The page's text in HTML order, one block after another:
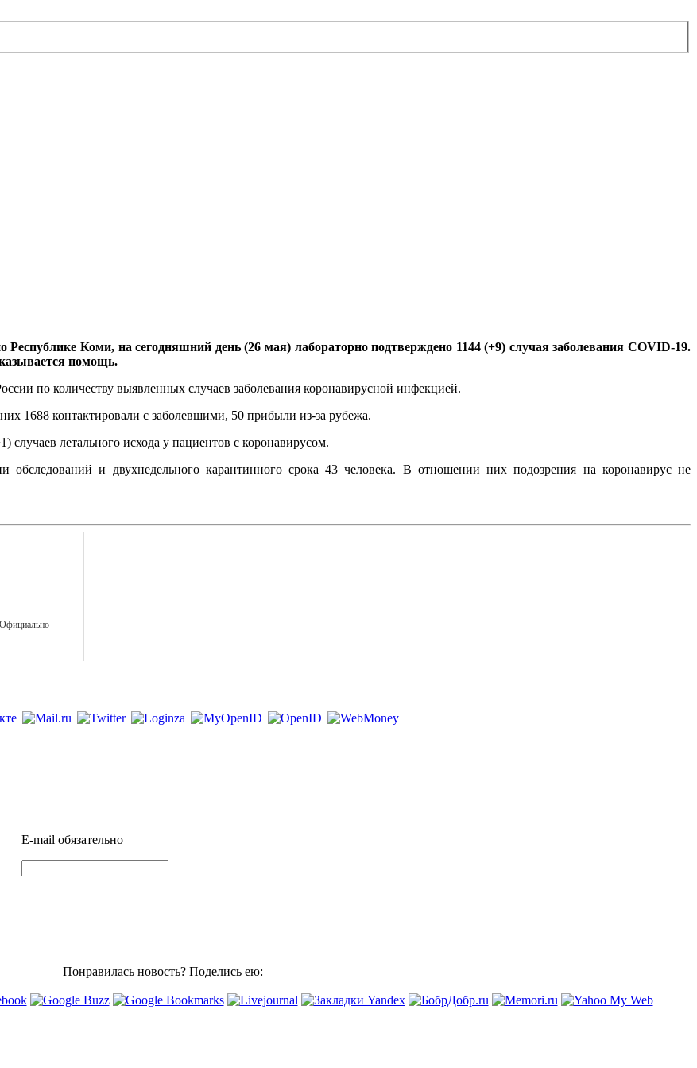
Коми, на сегодняшний день (26 мая) лабораторно подтверждено 1144 (+9) случая заболевания COVID-19.
помощь.
по количеству выявленных случаев заболевания коронавирусной инфекцией.
1688 контактировали с заболевшими, 50 прибыли из-за рубежа.
летального исхода у пациентов с коронавирусом.
обследований и двухнедельного карантинного срока 43 человека. В отношении них подозрения на коронавирус не
Официально
E-mail обязательно
Понравилась новость? Поделись ею: